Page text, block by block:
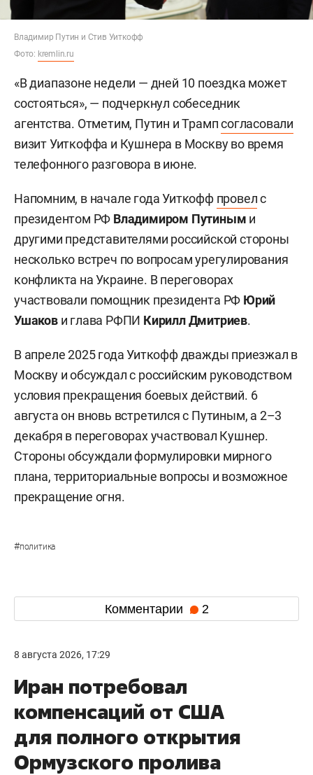
Владимир Путин и Стив Уиткофф
Фото: kremlin.ru
«В диапазоне недели — дней 10 поездка может
состояться», — подчеркнул собеседник
агентства. Отметим, Путин и Трампсогласовали
визит Уиткоффа и Кушнера в Москву во время
телефонного разговора в июне.
Напомним, в начале года Уиткофф провелс
президентом РФ Владимиром Путиным и
другими представителями российской стороны
несколько встреч по вопросам урегулирования
конфликта на Украине. В переговорах
участвовали помощник президента РФ Юрий
Ушакови глава РФПИ Кирилл Дмитриев.
В апреле 2025 года Уиткофф дважды приезжал в
Москву и обсуждал с российским руководством
условия прекращения боевых действий. 6
августа он вновь встретился с Путиным, а 2–3
декабря в переговорах участвовал Кушнер.
Стороны обсуждали формулировки мирного
плана, территориальные вопросы и возможное
прекращение огня.
#политика
Комментарии 2
8 августа 2026, 17:29
Иран потребовал
компенсаций от США
для полного открытия
Ормузского пролива